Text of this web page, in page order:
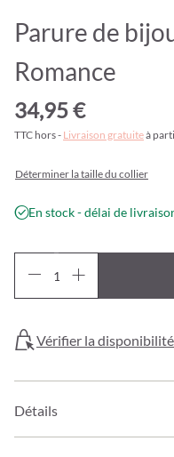
Parure de
Romance
34,95 €
TTC hors - Livraison gratuiteà
Déterminer la taille du collier
En stock - délai de
Vérifier la disponibilité
Détails